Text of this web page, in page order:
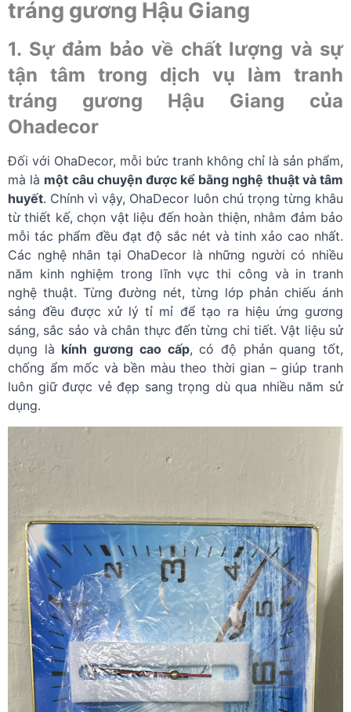
tráng gương Hậu Giang
1. Sự đảm bảo về chất lượng và sự
tận tâm trong dịch vụ làm tranh
tráng gương Hậu Giang của
Ohadecor
Đối với OhaDecor, mỗi bức tranh không chỉ là sản phẩm,
mà là một câu chuyện được kể bằng nghệ thuật và tâm
huyết. Chính vì vậy, OhaDecor luôn chú trọng từng khâu
từ thiết kế, chọn vật liệu đến hoàn thiện, nhằm đảm bảo
mỗi tác phẩm đều đạt độ sắc nét và tinh xảo cao nhất.
Các nghệ nhân tại OhaDecor là những người có nhiều
năm kinh nghiệm trong lĩnh vực thi công và in tranh
nghệ thuật. Từng đường nét, từng lớp phản chiếu ánh
sáng đều được xử lý tỉ mỉ để tạo ra hiệu ứng gương
sáng, sắc sảo và chân thực đến từng chi tiết. Vật liệu sử
dụng là kính gương cao cấp, có độ phản quang tốt,
chống ẩm mốc và bền màu theo thời gian – giúp tranh
luôn giữ được vẻ đẹp sang trọng dù qua nhiều năm sử
dụng.